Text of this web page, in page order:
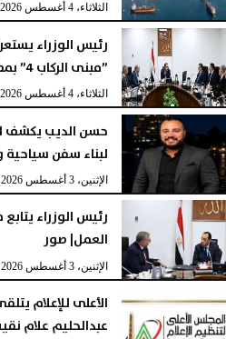
الثلاثاء، 4 أغسطس 2026
رئيس الوزراء
”مبنى الركاب 4” بمطار القاهرة الدولي
الثلاثاء، 4 أغسطس 2026
لبناء سفن سياحية
الإثنين، 3 أغسطس 2026
رئيس الوزراء
العمل| صور
الإثنين، 3 أغسطس 2026
الأعلى للإعلام
عبدالحليم علام